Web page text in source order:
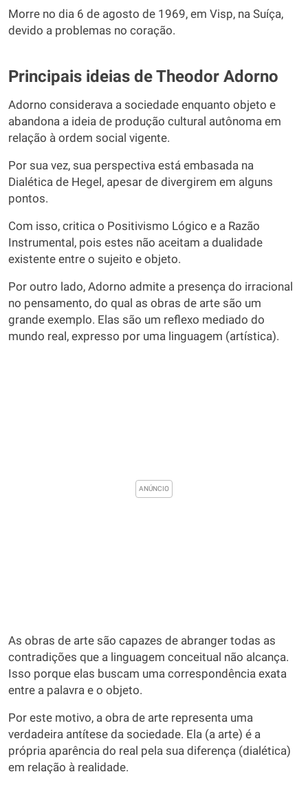
Morre no dia 6 de agosto de 1969, em Visp, na Suíça,
devido a problemas no coração.
Principais ideias de Theodor Adorno
Adorno considerava a sociedade enquanto objeto e
abandona a ideia de produção cultural autônoma em
relação à ordem social vigente.
Por sua vez, sua perspectiva está embasada na
Dialética de Hegel, apesar de divergirem em alguns
pontos.
Com isso, critica o Positivismo Lógico e a Razão
Instrumental, pois estes não aceitam a dualidade
existente entre o sujeito e objeto.
Por outro lado, Adorno admite a presença do irracional
no pensamento, do qual as obras de arte são um
grande exemplo. Elas são um reflexo mediado do
mundo real, expresso por uma linguagem (artística).
As obras de arte são capazes de abranger todas as
contradições que a linguagem conceitual não alcança.
Isso porque elas buscam uma correspondência exata
entre a palavra e o objeto.
Por este motivo, a obra de arte representa uma
verdadeira antítese da sociedade. Ela (a arte) é a
própria aparência do real pela sua diferença (dialética)
em relação à realidade.